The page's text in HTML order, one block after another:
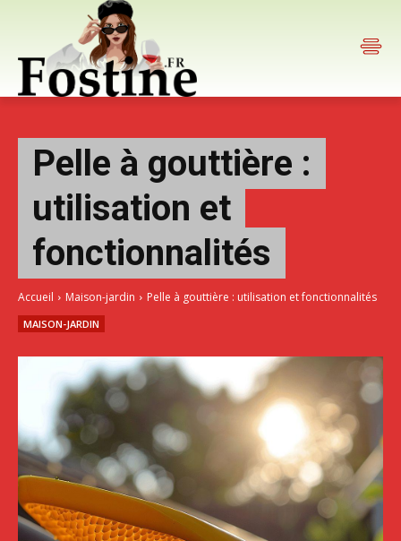
Pelle à gouttière :
utilisation et
fonctionnalités
Accueil Maison-jardin Pelle à gouttière : utilisation et fonctionnalités
MAISON-JARDIN